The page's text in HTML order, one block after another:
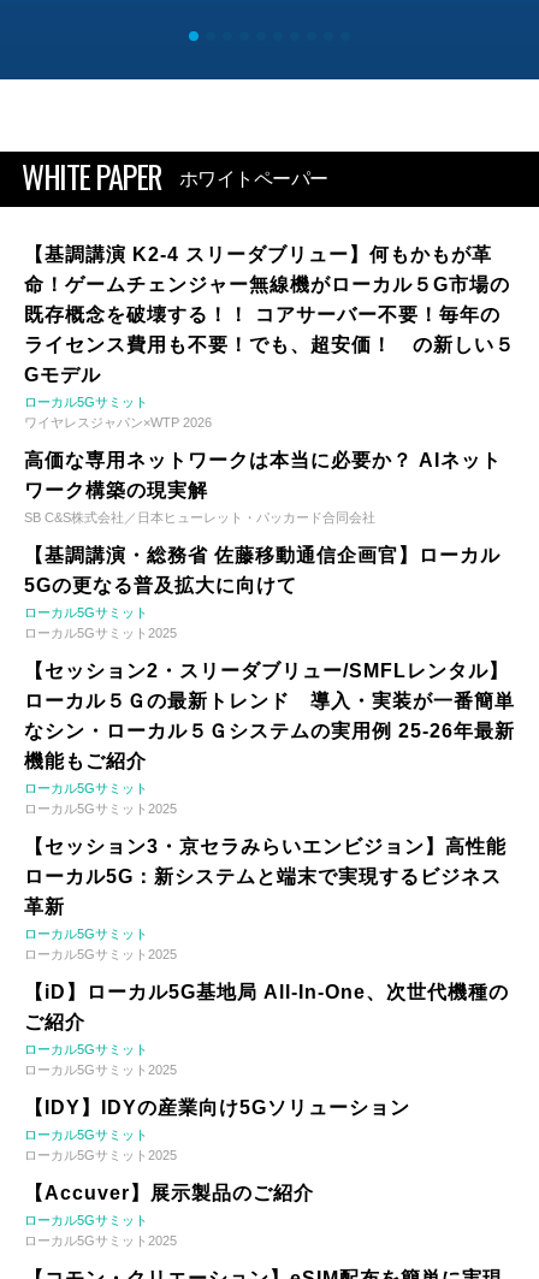
WHITE PAPER ホワイトペーパー
【基調講演 K2-4 スリーダブリュー】何もかもが革
命！ゲームチェンジャー無線機がローカル５G市場の
既存概念を破壊する！！ コアサーバー不要！毎年の
ライセンス費用も不要！でも、超安価！ の新しい５
Gモデル
ローカル5Gサミット
ワイヤレスジャパン×WTP 2026
高価な専用ネットワークは本当に必要か？ AIネット
ワーク構築の現実解
SB C&S株式会社／日本ヒューレット・パッカード合同会社
【基調講演・総務省 佐藤移動通信企画官】ローカル
5Gの更なる普及拡大に向けて
ローカル5Gサミット
ローカル5Gサミット2025
【セッション2・スリーダブリュー/SMFLレンタル】
ローカル５Ｇの最新トレンド 導入・実装が一番簡単
なシン・ローカル５Ｇシステムの実用例 25-26年最新
機能もご紹介
ローカル5Gサミット
ローカル5Gサミット2025
【セッション3・京セラみらいエンビジョン】高性能
ローカル5G：新システムと端末で実現するビジネス
革新
ローカル5Gサミット
ローカル5Gサミット2025
【iD】ローカル5G基地局 All-In-One、次世代機種の
ご紹介
ローカル5Gサミット
ローカル5Gサミット2025
【IDY】IDYの産業向け5Gソリューション
ローカル5Gサミット
ローカル5Gサミット2025
【Accuver】展示製品のご紹介
ローカル5Gサミット
ローカル5Gサミット2025